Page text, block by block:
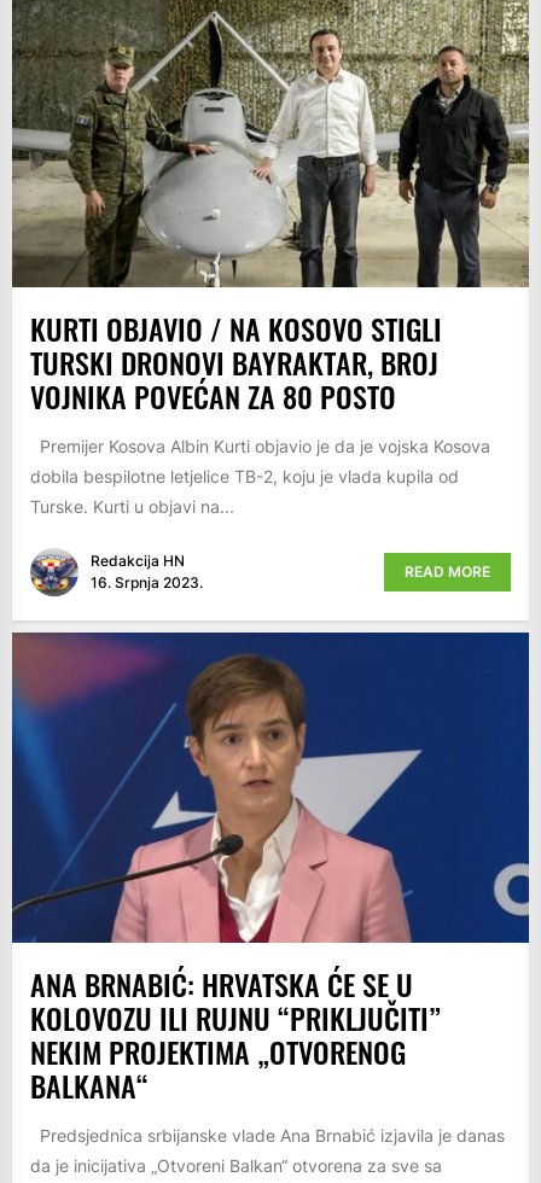
KURTI OBJAVIO / NA KOSOVO STIGLI
TURSKI DRONOVI BAYRAKTAR, BROJ
VOJNIKA POVEĆAN ZA 80 POSTO
Premijer Kosova Albin Kurti objavio je da je vojska Kosova
dobila bespilotne letjelice TB-2, koju je vlada kupila od
Turske. Kurti u objavi na...
Redakcija HN
16. Srpnja 2023.
READ MORE
ANA BRNABIĆ: HRVATSKA ĆE SE U
KOLOVOZU ILI RUJNU “PRIKLJUČITI”
NEKIM PROJEKTIMA „OTVORENOG
BALKANA“
Predsjednica srbijanske vlade Ana Brnabić izjavila je danas
da je inicijativa „Otvoreni Balkan“ otvorena za sve sa